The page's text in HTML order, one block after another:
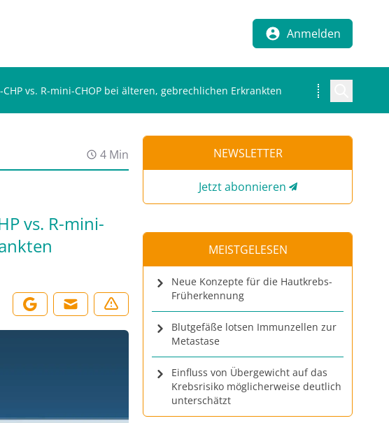
Anmelden
vs. R-mini-CHOP bei älteren, gebrechlichen Erkrankten
4 Min
vs. R-mini-
NEWSLETTER
Jetzt abonnieren
MEISTGELESEN
Neue Konzepte für die Hautkrebs-
Früherkennung
Blutgefäße lotsen Immunzellen zur
Metastase
Einfluss von Übergewicht auf das
Krebsrisiko möglicherweise deutlich
unterschätzt